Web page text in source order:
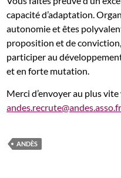
capacité d’adaptation.
autonomie et êtes
proposition et de
participer au
et en forte mutation.
Merci d’envoyer au plus
andes.recrute@andes.asso.fr
ANDÈS